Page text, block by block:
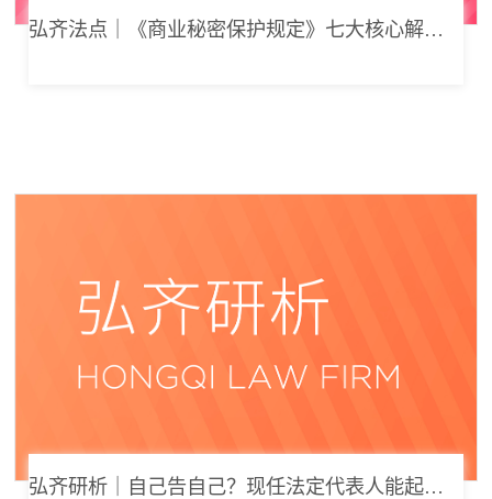
弘齐法点｜《商业秘密保护规定》七大核心解读，浅谈企业商业秘密合规管理新思路
弘齐研析｜自己告自己？现任法定代表人能起诉公司索要劳动报酬吗？